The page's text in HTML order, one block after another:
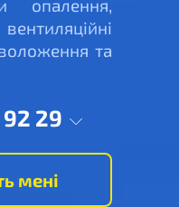
опалення,
та
29
мені